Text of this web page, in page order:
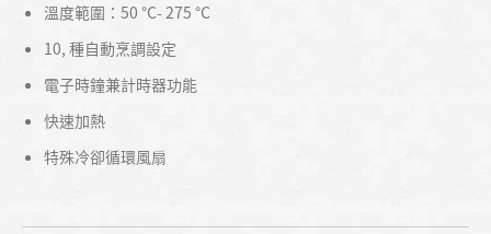
溫度範圍：50 °C- 275 °C
10, 種自動烹調設定
電子時鐘兼計時器功能
快速加熱
特殊冷卻循環風扇